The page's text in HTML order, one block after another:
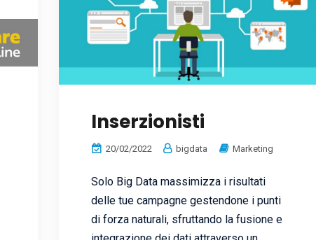
Inserzionisti
20/02/2022 bigdata Marketing
Solo Big Data massimizza i risultati
delle tue campagne gestendone i punti
di forza naturali, sfruttando la fusione e